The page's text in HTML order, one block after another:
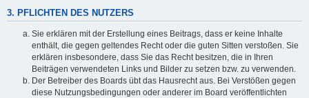
3. PFLICHTEN DES NUTZERS
Sie erklären mit der Erstellung eines Beitrags, dass er keine Inhalte
enthält, die gegen geltendes Recht oder die guten Sitten verstoßen. Sie
erklären insbesondere, dass Sie das Recht besitzen, die in Ihren
Beiträgen verwendeten Links und Bilder zu setzen bzw. zu verwenden.
Der Betreiber des Boards übt das Hausrecht aus. Bei Verstößen gegen
diese Nutzungsbedingungen oder anderer im Board veröffentlichten